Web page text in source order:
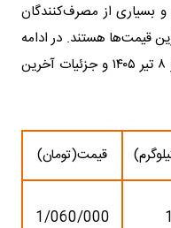
بسیاری از مصرف‌کنندگان
قیمت‌ها هستند. در ادامه
می‌توانید جدول کامل قیمت مرغ امروز ۸ تیر ۱۴۰۵ و جزئیات آخرین
قیمت(تومان)
1
1/060/000